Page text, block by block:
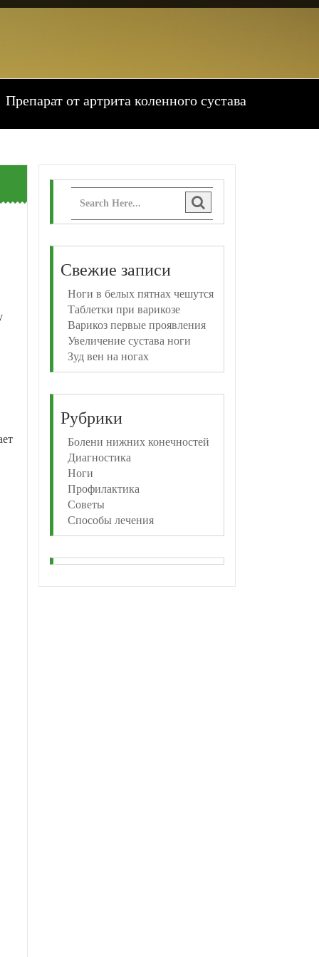
Препарат от артрита коленного сустава
Свежие записи
Ноги в белых пятнах чешутся
Таблетки при варикозе
Варикоз первые проявления
Увеличение сустава ноги
Зуд вен на ногах
Рубрики
Болени нижних конечностей
Диагностика
Ноги
Профилактика
Советы
Способы лечения